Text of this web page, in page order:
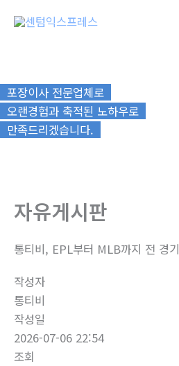
건
너
뛰
기
포장이사 전문업체로
오랜경험과 축적된 노하우로
만족드리겠습니다.
자유게시판
통티비, EPL부터 MLB까지 전 경
작성자
통티비
작성일
2026-07-06 22:54
조회